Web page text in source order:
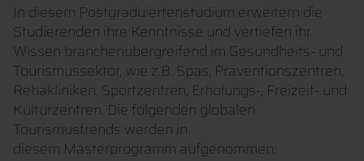
In diesem Postgraduiertenstudium erweitern die
Studierenden ihre Kenntnisse und vertiefen ihr
Wissen branchenübergreifend im Gesundheits- und
Tourismussektor, wie z.B. Spas, Präventionszentren,
Rehakliniken, Sportzentren, Erholungs-, Freizeit- und
Kulturzentren. Die folgenden globalen
Tourismustrends werden in
diesem Masterprogramm aufgenommen: